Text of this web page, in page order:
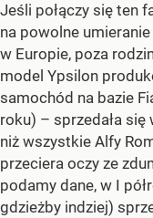
Jeśli połączy się ten
na powolne
w Europie, poza
model Ypsilon
samochód na bazie
roku) – sprzedała
niż wszystkie Alfy
przeciera oczy ze
podamy dane, w I
gdzieżby indziej)